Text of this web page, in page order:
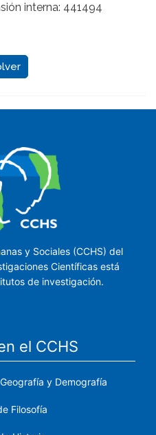
interna: 441494
y Sociales (CCHS) del
Científicas está
de investigación.
el CCHS
y Demografía
Filosofía